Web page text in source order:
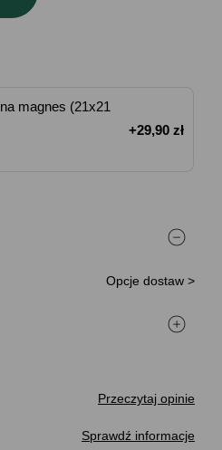
magnes (21x21
+29,90 zł
Opcje dostaw >
Przeczytaj opinie
Sprawdź informacje